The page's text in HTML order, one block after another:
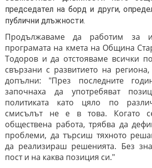
председател на борд и други,
публични длъжности.
Продължаваме да работим за
програмата на кмета на Община
Тодоров и да отстояваме всички
свързани с развитието на
допълни: "През последните
започнаха да употребяват
политиката като цяло по
смисълът не е в това. Когато
обществена работа, трябва да
проблеми, да търсиш тяхното
да реализираш решенията. Без
пост и на каква позиция си."